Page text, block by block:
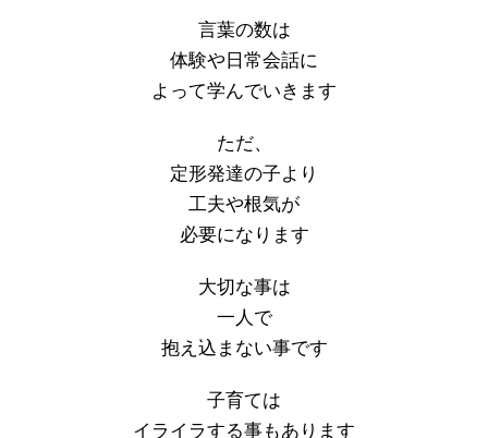
言葉の数は
体験や日常会話に
よって学んでいきます
ただ、
定形発達の子より
工夫や根気が
必要になります
大切な事は
一人で
抱え込まない事です
子育ては
イライラする事もあります